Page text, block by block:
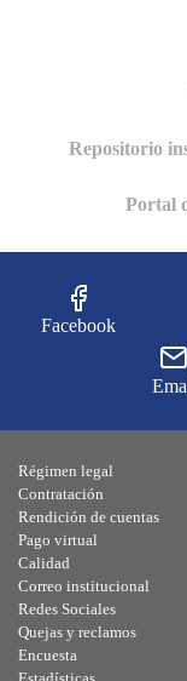
Repositorio
Portal
Facebook
Régimen legal
Contratación
Rendición de cuentas
Pago virtual
Calidad
Correo institucional
Redes Sociales
Quejas y reclamos
Encuesta